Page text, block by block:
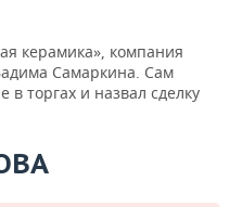
керамика», компания
Самаркина. Сам
в торгах и назвал сделку